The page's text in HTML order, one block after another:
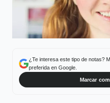
¿Te interesa este tipo de notas?
preferida en Google.
Marcar